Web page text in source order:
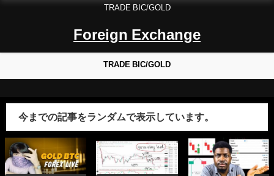
TRADE BIC/GOLD
Foreign Exchange
TRADE BIC/GOLD
今までの記事をランダムで表示しています。